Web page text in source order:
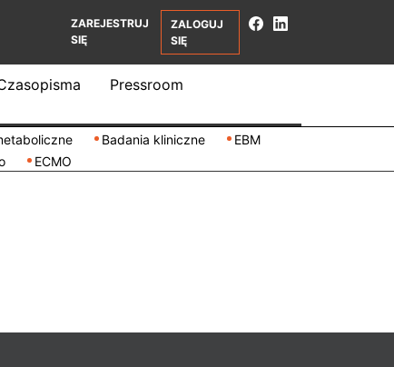
ZAREJESTRUJ
SIĘ
ZALOGUJ
SIĘ
Pressroom
Badania kliniczne
EBM
ECMO